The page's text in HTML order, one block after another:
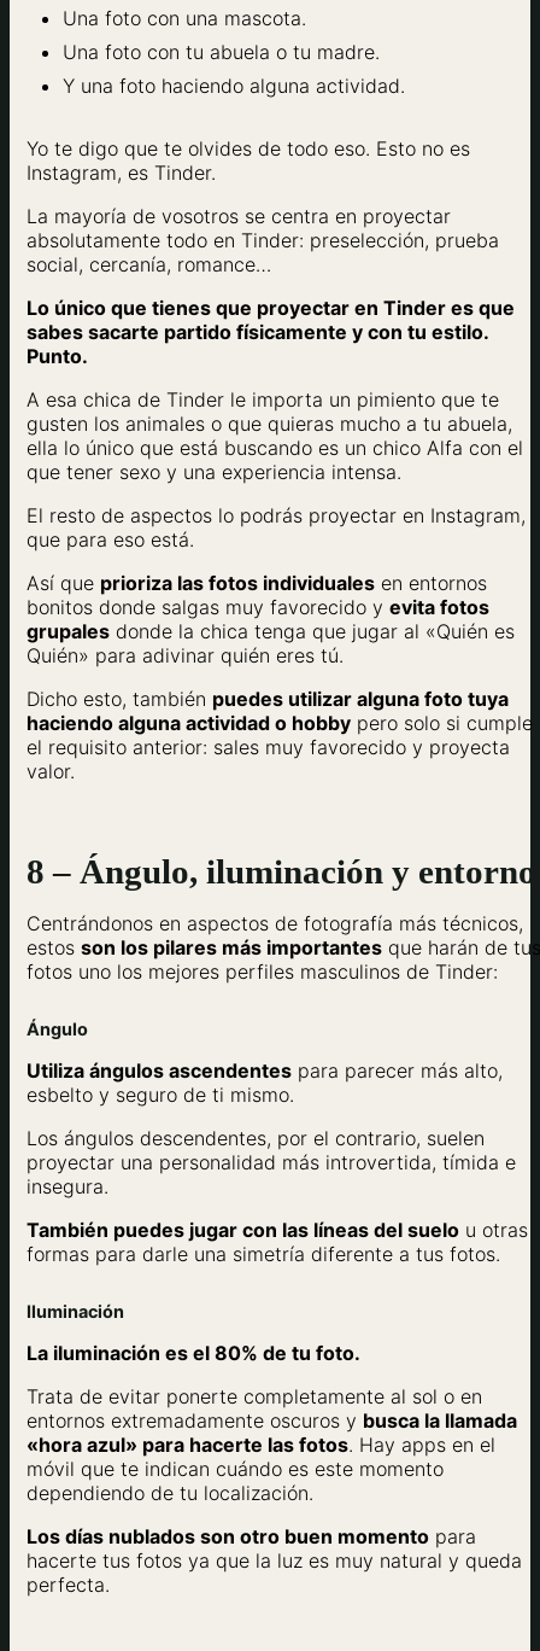
Una foto con una mascota.
Una foto con tu abuela o tu madre.
Y una foto haciendo alguna actividad.
Yo te digo que te olvides de todo eso. Esto no es
Instagram, es Tinder.
La mayoría de vosotros se centra en proyectar
absolutamente todo en Tinder: preselección, prueba
social, cercanía, romance…
Lo único que tienes que proyectar en Tinder es que
sabes sacarte partido físicamente y con tu estilo.
Punto.
A esa chica de Tinder le importa un pimiento que te
gusten los animales o que quieras mucho a tu abuela,
ella lo único que está buscando es un chico Alfa con el
que tener sexo y una experiencia intensa.
El resto de aspectos lo podrás proyectar en Instagram,
que para eso está.
Así que prioriza las fotos individuales en entornos
bonitos donde salgas muy favorecido y evita fotos
grupales donde la chica tenga que jugar al «Quién es
Quién» para adivinar quién eres tú.
Dicho esto, también puedes utilizar alguna foto tuya
haciendo alguna actividad o hobby pero solo si cumple
el requisito anterior: sales muy favorecido y proyecta
valor.
8 – Ángulo, iluminación y entorno
Centrándonos en aspectos de fotografía más técnicos,
estos son los pilares más importantes que harán de tus
fotos uno los mejores perfiles masculinos de Tinder:
Ángulo
Utiliza ángulos ascendentes para parecer más alto,
esbelto y seguro de ti mismo.
Los ángulos descendentes, por el contrario, suelen
proyectar una personalidad más introvertida, tímida e
insegura.
También puedes jugar con las líneas del suelo u otras
formas para darle una simetría diferente a tus fotos.
Iluminación
La iluminación es el 80% de tu foto.
Trata de evitar ponerte completamente al sol o en
entornos extremadamente oscuros y busca la llamada
«hora azul» para hacerte las fotos. Hay apps en el
móvil que te indican cuándo es este momento
dependiendo de tu localización.
Los días nublados son otro buen momento para
hacerte tus fotos ya que la luz es muy natural y queda
perfecta.